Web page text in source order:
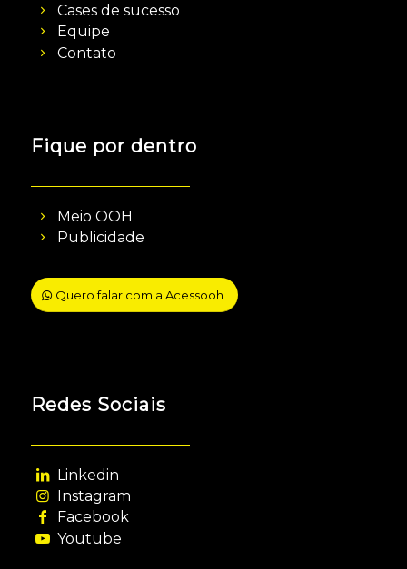
Cases de sucesso
Equipe
Contato
Fique por dentro
Meio OOH
Publicidade
Quero falar com a Acessooh
Redes Sociais
Linkedin
Instagram
Facebook
Youtube